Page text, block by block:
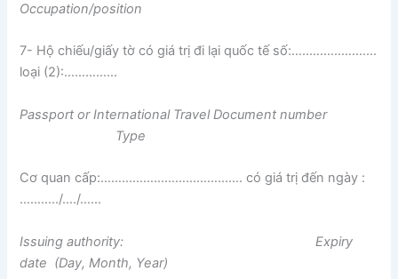
Occupation/position
7- Hộ chiếu/giấy tờ có giá trị đi lại quốc tế số:……………………
loại (2):……………
Passport or International Travel Document number
Type
Cơ quan cấp:…………………………………. có giá trị đến ngày :
………../…./……
Issuing authority: Expiry
date (Day, Month, Year)